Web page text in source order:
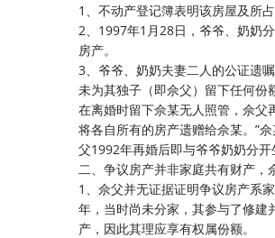
1、不动产登记簿表明该房屋及所
2、1997年1月28日，爷爷、奶奶
房产。
3、爷爷、奶奶夫妻二人的公证遗
未为其独子（即佘父）留下任何份
在离婚时留下佘某无人照管，佘父
将各自所有的房产遗赠给佘某。”
父1992年再婚后即与爷爷奶奶分开
二、争议房产并非家庭共有财产，
1、佘父并无证据证明争议房产系
年，当时尚未分家，其参与了修建
产，因此其理应享有权属份额。